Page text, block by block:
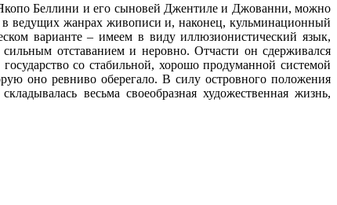
Якопо Беллини и его сыновей Джентиле и Джованни, можно
в ведущих жанрах живописи и, наконец, кульминационный
варианте – имеем в виду иллюзионистический язык,
отставанием и неровно. Отчасти он сдерживался
со стабильной, хорошо продуманной системой
оно ревниво оберегало. В силу островного положения
весьма своеобразная художественная жизнь,